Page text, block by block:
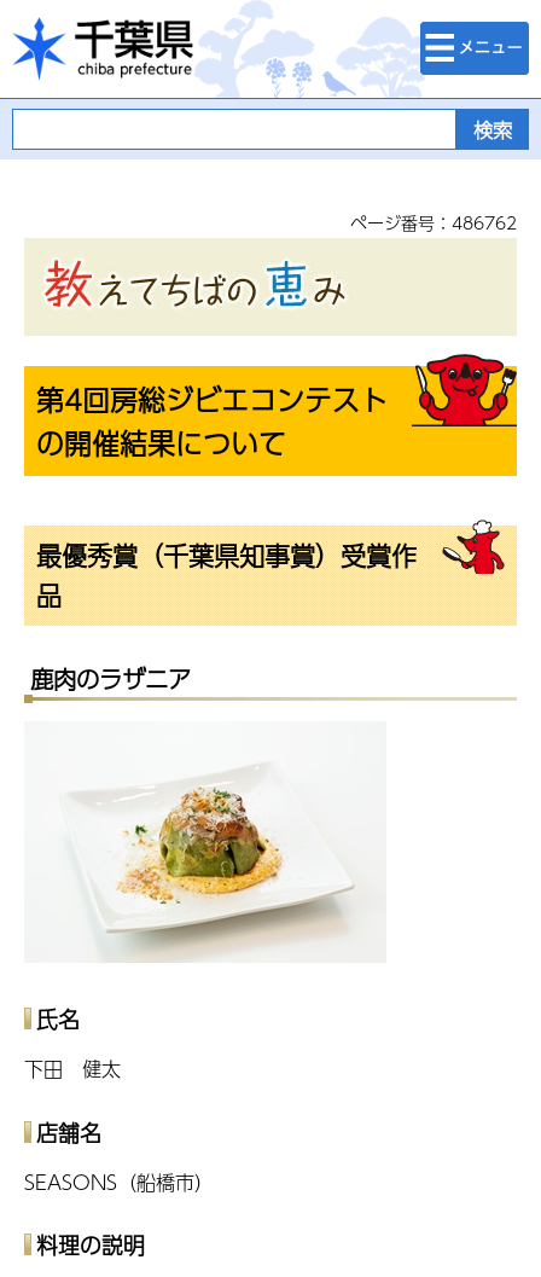
千葉県
検索・メニュ
ー
ページ番号：486762
第4回房総ジビエコンテスト
の開催結果について
最優秀賞（千葉県知事賞）受賞作
品
鹿肉のラザニア
氏名
下田 健太
店舗名
SEASONS（船橋市）
料理の説明